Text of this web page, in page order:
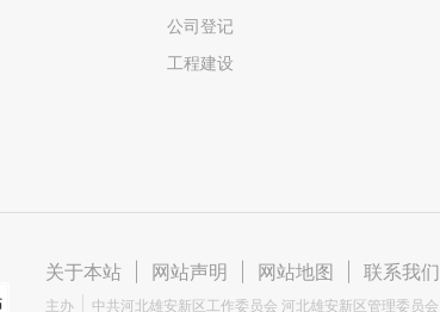
公司登记
工程建设
关于本站 网站声明 网站地图 联系我们
主办 中共河北雄安新区工作委员会 河北雄安新区管理委员会